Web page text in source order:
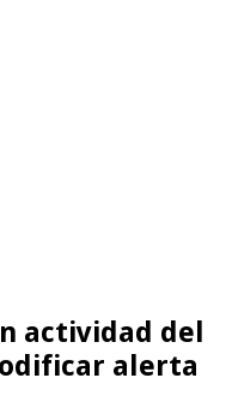
actividad del
alerta